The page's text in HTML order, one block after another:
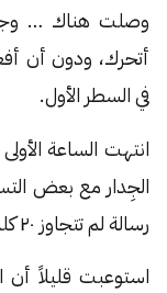
وصلت هناك …
أتحرك، ودون أن
في السطر الأول.
انتهت الساعة
الجِدار مع بعض
رسالة لم تتجاوز ٢٠ كلمة.
استوعبت قليلاً